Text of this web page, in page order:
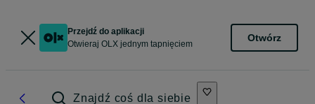
Przejdź do aplikacji
Otwieraj OLX jednym tapnięciem
Otwórz
Znajdź coś dla siebie